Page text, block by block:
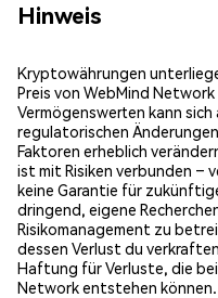
Hinweis
Kryptowährungen
Preis von WebMind
Vermögenswerten kann
regulatorischen
Faktoren erheblich
ist mit Risiken verbunden –
keine Garantie für
dringend, eigene
Risikomanagement zu
dessen Verlust du
Haftung für Verluste, die
Network entstehen können.